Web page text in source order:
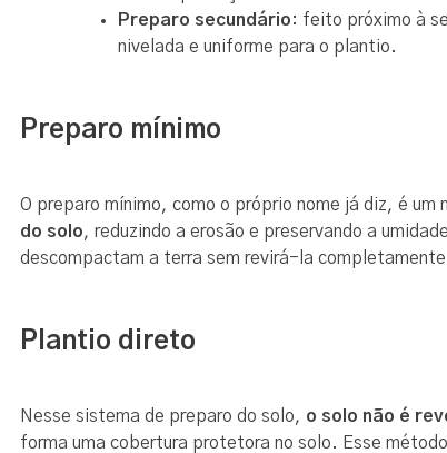
Preparo secundário: feito próximo à
nivelada e uniforme para o plantio.
Preparo mínimo
O preparo mínimo, como o próprio nome já diz, é
do solo, reduzindo a erosão e preservando a
descompactam a terra sem revirá-la
Plantio direto
Nesse sistema de preparo do solo, o solo não é
forma uma cobertura protetora no solo. Esse